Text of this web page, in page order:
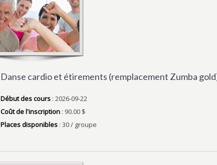
Danse cardio et étirements (remplacement Zumba
Début des cours : 2026-09-22
Coût de l'inscription : 90.00 $
Places disponibles : 30 / groupe